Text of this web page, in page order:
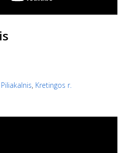
Piliakalnis, Kretingos r.